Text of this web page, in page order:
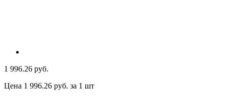
1 996.26 руб.
Цена 1 996.26 руб. за 1 шт